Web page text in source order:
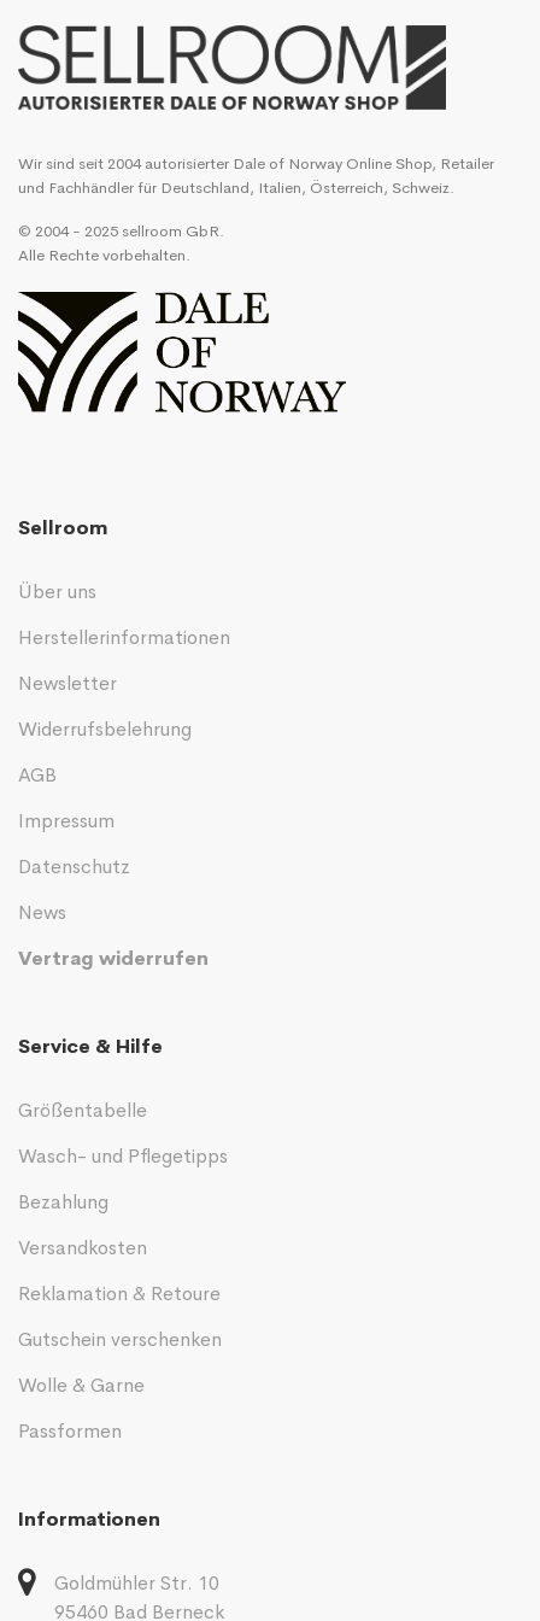
Wir sind seit 2004 autorisierter Dale of Norway Online Shop, Retailer
und Fachhändler für Deutschland, Italien, Österreich, Schweiz.
© 2004 - 2025 sellroom GbR.
Alle Rechte vorbehalten.
Sellroom
Über uns
Herstellerinformationen
Newsletter
Widerrufsbelehrung
AGB
Impressum
Datenschutz
News
Vertrag widerrufen
Service & Hilfe
Größentabelle
Wasch- und Pflegetipps
Bezahlung
Versandkosten
Reklamation & Retoure
Gutschein verschenken
Wolle & Garne
Passformen
Informationen
Goldmühler Str. 10
95460 Bad Berneck